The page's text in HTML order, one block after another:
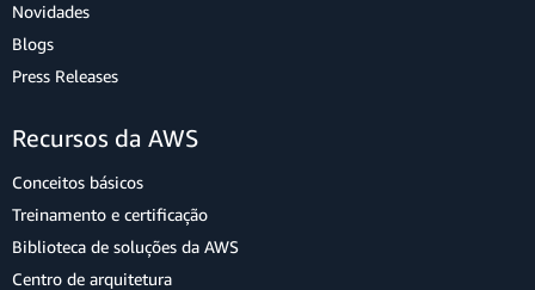
Novidades
Blogs
Press Releases
Recursos da AWS
Conceitos básicos
Treinamento e certificação
Biblioteca de soluções da AWS
Centro de arquitetura